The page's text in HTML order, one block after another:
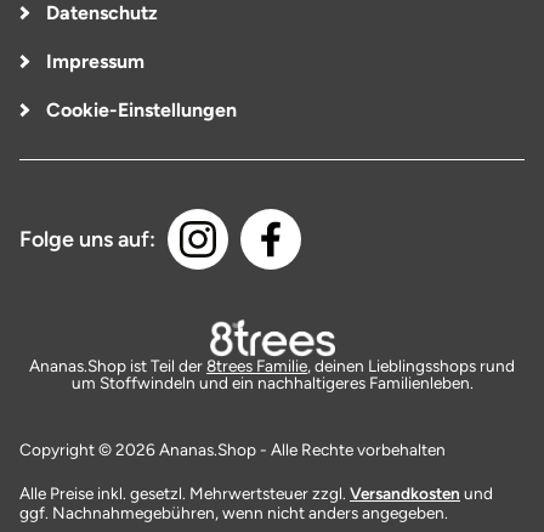
Datenschutz
Impressum
Cookie-Einstellungen
Folge uns auf:
Ananas.Shop ist Teil der8trees Familie, deinen Lieblingsshops rund
um Stoffwindeln und ein nachhaltigeres Familienleben.
Copyright © 2026 Ananas.Shop - Alle Rechte vorbehalten
Alle Preise inkl. gesetzl. Mehrwertsteuer zzgl. Versandkosten und
ggf. Nachnahmegebühren, wenn nicht anders angegeben.